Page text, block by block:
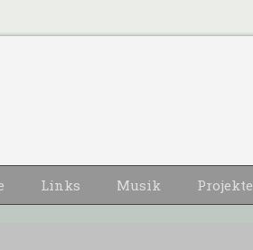
Links Musik Projekte